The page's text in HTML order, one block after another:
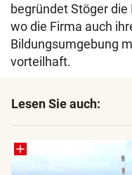
begründet Stöger
wo die Firma auch
Bildungsumgebung
vorteilhaft.
Lesen Sie auch: